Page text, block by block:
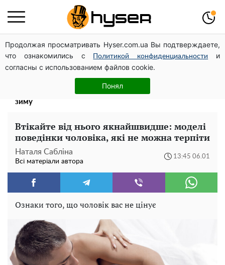
Продолжая просматривать Hyser.com.ua Вы подтверждаете,
что ознакомились с
Политикой конфиденциальности
и
согласны с использованием файлов cookie.
Понял
Дрони із націнкою: Олександр Конотопський вивів
мільйони оборонного бюджету через фіктивну фірму в
Естонії
Таку смакоту ви відкриватимете банку за банкою:
рецепт помідорів дольками з цибулею та олією на
зиму
Втікайте від нього якнайшвидше: моделі
поведінки чоловіка, які не можна терпіти
Наталя Сабліна
Всі матеріали автора
13:45 06.01
Ознаки того, що чоловік вас не цінує